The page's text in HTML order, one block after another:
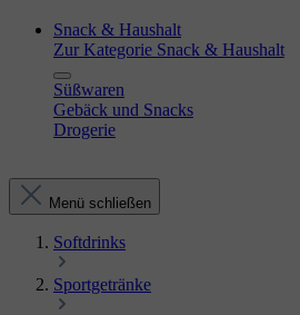
Snack & Haushalt
Zur Kategorie Snack & Haushalt
Süßwaren
Gebäck und Snacks
Drogerie
Menü schließen
Softdrinks
Sportgetränke